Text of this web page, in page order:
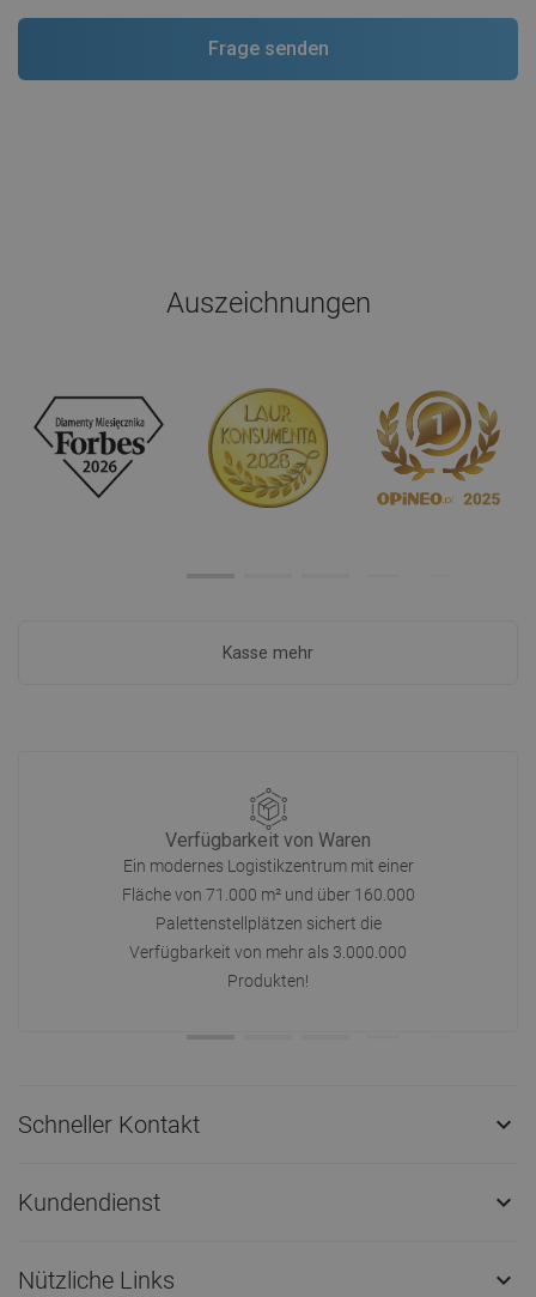
Auszeichnungen
Kasse mehr
Verfügbarkeit von Waren
Ein modernes Logistikzentrum mit einer
Fläche von 71.000 m² und über 160.000
Palettenstellplätzen sichert die
Verfügbarkeit von mehr als 3.000.000
Produkten!
Schneller Kontakt 
Kundendienst 
Nützliche Links 